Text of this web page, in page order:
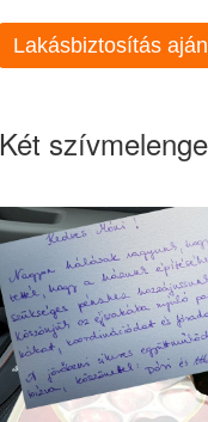
Lakásbiztosítás
Két